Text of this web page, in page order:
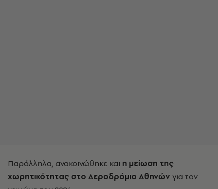
Παράλληλα, ανακοινώθηκε και η μείωση της
χωρητικότητας στο Αεροδρόμιο Αθηνών για τον